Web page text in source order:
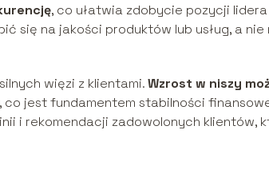
, co ułatwia zdobycie pozycji
się na jakości produktów lub usług, a nie
więzi z klientami.Wzrost w niszy
, co jest fundamentem stabilności
i rekomendacji zadowolonych klientów,